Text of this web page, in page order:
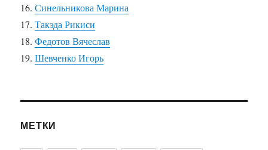
Синельникова Марина
Такэда Рикиси
Федотов Вячеслав
Шевченко Игорь
МЕТКИ